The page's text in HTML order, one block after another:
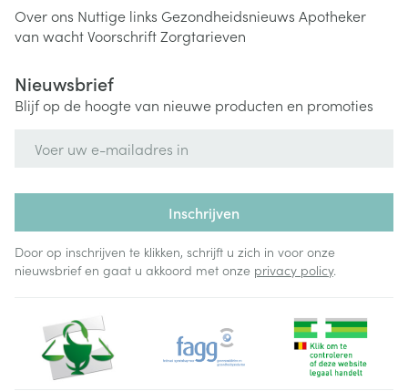
Over ons Nuttige links Gezondheidsnieuws Apotheker
van wachtVoorschriftZorgtarieven
Nieuwsbrief
Blijf op de hoogte van nieuwe producten en promoties
Inschrijven
Door op inschrijven te klikken, schrijft u zich in voor onze
nieuwsbrief en gaat u akkoord met onze privacy policy.